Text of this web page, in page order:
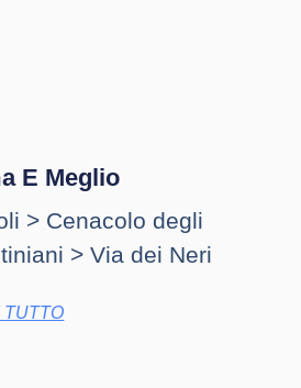
E Meglio
> Cenacolo degli
> Via dei Neri
TUTTO